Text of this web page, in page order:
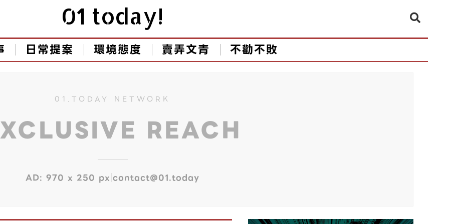
01 today!
日常提案 環境態度 賣弄文青 不勸不敗
01.TODAY NETWORK
REACH
AD: 970 x 250 px|contact@01.today